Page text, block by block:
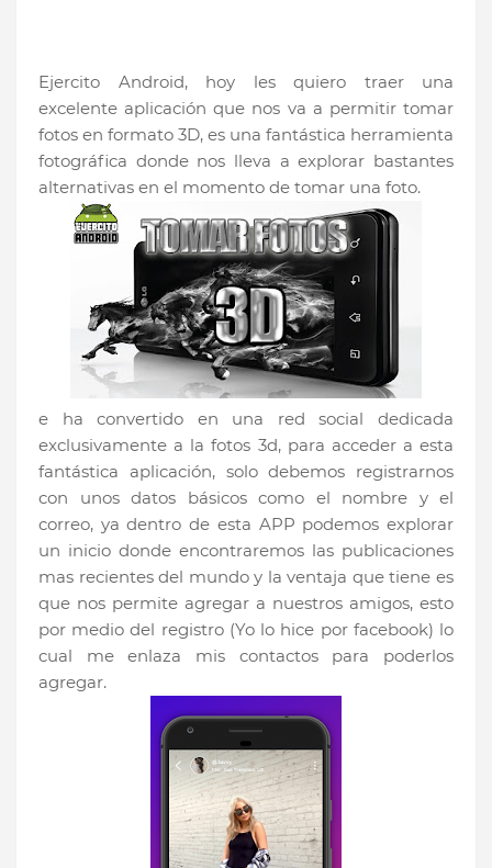
Ejercito Android, hoy les quiero traer una
excelente aplicación que nos va a permitir tomar
fotos en formato 3D, es una fantástica herramienta
fotográfica donde nos lleva a explorar bastantes
alternativas en el momento de tomar una foto.
e ha convertido en una red social dedicada
exclusivamente a la fotos 3d, para acceder a esta
fantástica aplicación, solo debemos registrarnos
con unos datos básicos como el nombre y el
correo, ya dentro de esta APP podemos explorar
un inicio donde encontraremos las publicaciones
mas recientes del mundo y la ventaja que tiene es
que nos permite agregar a nuestros amigos, esto
por medio del registro (Yo lo hice por facebook) lo
cual me enlaza mis contactos para poderlos
agregar.